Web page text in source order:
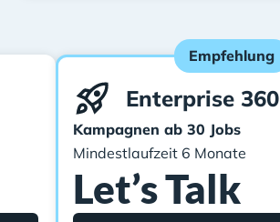
Empfehlung
Enterprise 360
Kampagnen ab 30 Jobs
Mindestlaufzeit 6 Monate
Let’s Talk